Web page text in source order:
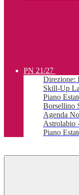
PN 21/27
Direzione:
Skill-Up
Piano
Borsellino
Agenda
Astrolabio
Piano